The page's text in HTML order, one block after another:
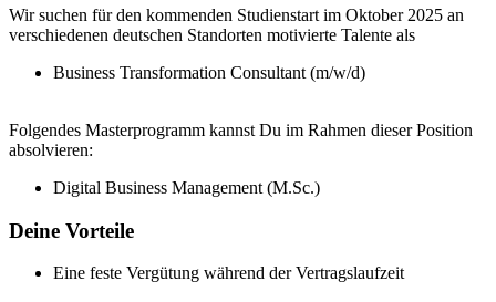
Wir suchen für den kommenden Studienstart im Oktober 2025 an
verschiedenen deutschen Standorten motivierte Talente als
Business Transformation Consultant (m/w/d)
Folgendes Masterprogramm kannst Du im Rahmen dieser Position
absolvieren:
Digital Business Management (M.Sc.)
Deine Vorteile
Eine feste Vergütung während der Vertragslaufzeit